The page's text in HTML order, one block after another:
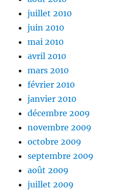
juillet 2010
juin 2010
mai 2010
avril 2010
mars 2010
février 2010
janvier 2010
décembre 2009
novembre 2009
octobre 2009
septembre 2009
août 2009
juillet 2009